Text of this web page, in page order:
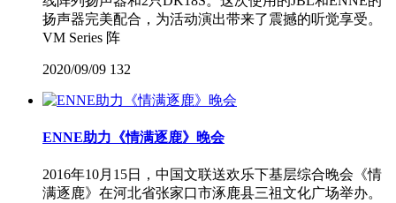
扬声器完美配合，为活动演出带来了震撼的听觉享受。
VM Series 阵
2020/09/09 132
ENNE助力《情满逐鹿》晚会
2016年10月15日，中国文联送欢乐下基层综合晚会《情
满逐鹿》在河北省张家口市涿鹿县三祖文化广场举办。